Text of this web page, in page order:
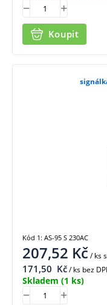
Koupit
207,52 Kč/ ks
171,50 Kč/ ks bez
Skladem (1 ks)
Kód 1: AS-95 S 230AC